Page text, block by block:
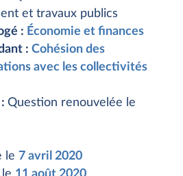
et travaux publics
: Économie et finances
: Cohésion des
avec les collectivités
Question renouvelée le
le 7 avril 2020